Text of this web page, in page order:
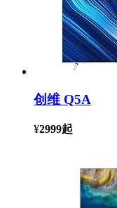
创维 Q5A
¥2999起